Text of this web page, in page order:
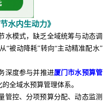
水内生动力》
水模式，缺乏全域统筹与动态调
“被动降耗”转向“主动精准配水”
深度参与并推进厦门市水预算管
全域水预算管理体系。
管控、分项预算分配、动态监测